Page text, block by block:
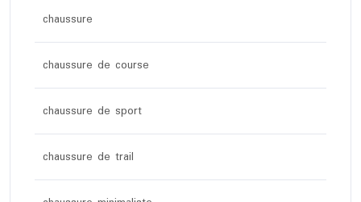
chaussure
chaussure de course
chaussure de sport
chaussure de trail